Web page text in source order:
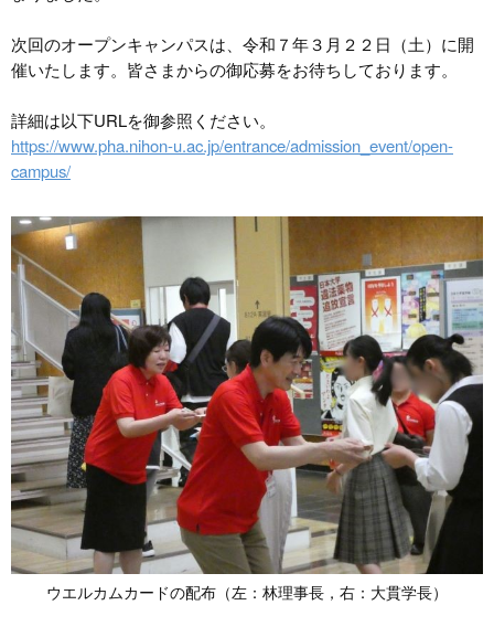
次回のオープンキャンパスは、令和７年３月２２日（土）に開
催いたします。皆さまからの御応募をお待ちしております。
詳細は以下URLを御参照ください。
https://www.pha.nihon-u.ac.jp/entrance/admission_event/open-
campus/
ウエルカムカードの配布（左：林理事長，右：大貫学長）